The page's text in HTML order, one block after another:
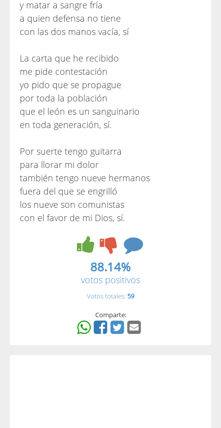
y matar a sangre fría
a quien defensa no tiene
con las dos manos vacía, sí
La carta que he recibido
me pide contestación
yo pido que se propague
por toda la población
que el león es un sanguinario
en toda generación, sí.
Por suerte tengo guitarra
para llorar mi dolor
también tengo nueve hermanos
fuera del que se engrilló
los nueve son comunistas
con el favor de mi Dios, sí.
88.14%
votos positivos
Votos totales: 59
Comparte: